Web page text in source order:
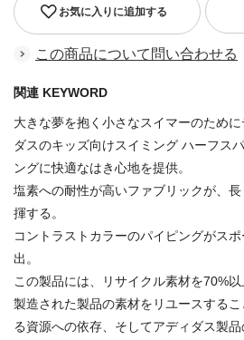
お気に入りに追加する
この商品について問い合わせる
関連 KEYWORD
大きな夢を抱く小さなスイマーのため
ダスのキッズ向けスイミング ハーフス
ングに快適なはき心地を提供。
塩素への耐性が高いファブリックが、
揮する。
コントラストカラーのパイピングがス
出。
この製品には、リサイクル素材を70%以
製造された製品の素材をリユースする
る資源への依存、そしてアディダス製